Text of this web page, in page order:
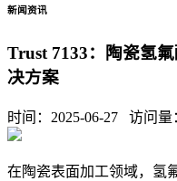
新闻资讯
Trust 7133：陶瓷氢
决方案
时间：2025-06-27 访问量
在陶瓷表面加工领域，氢